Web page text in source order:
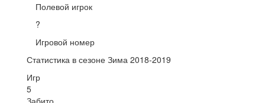
Полевой игрок
?
Игровой номер
Статистика в сезоне Зима 2018-2019
Игр
5